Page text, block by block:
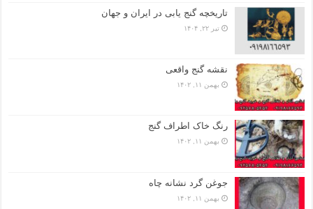
تاریخچه گنج‌ یابی در ایران و جهان
تیر ۲۲, ۱۴۰۴
نقشه گنج واقعی
بهمن ۱۱, ۱۴۰۲
رنگ خاک اطراف گنج
بهمن ۱۱, ۱۴۰۲
جوغن گرد نشانه چاه
بهمن ۱۱, ۱۴۰۲